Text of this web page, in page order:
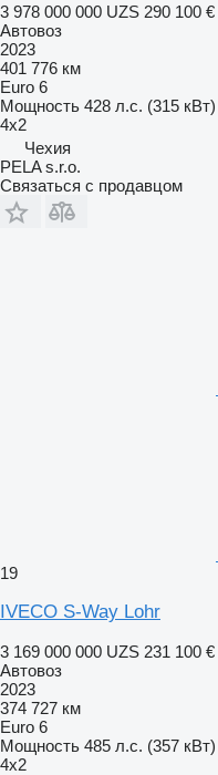
3 978 000 000 UZS 290 100 €
Автовоз
2023
401 776 км
Euro 6
Мощность 428 л.с. (315 кВт)
4x2
Чехия
PELA s.r.o.
Связаться с продавцом
19
IVECO S-Way Lohr
3 169 000 000 UZS 231 100 €
Автовоз
2023
374 727 км
Euro 6
Мощность 485 л.с. (357 кВт)
4x2